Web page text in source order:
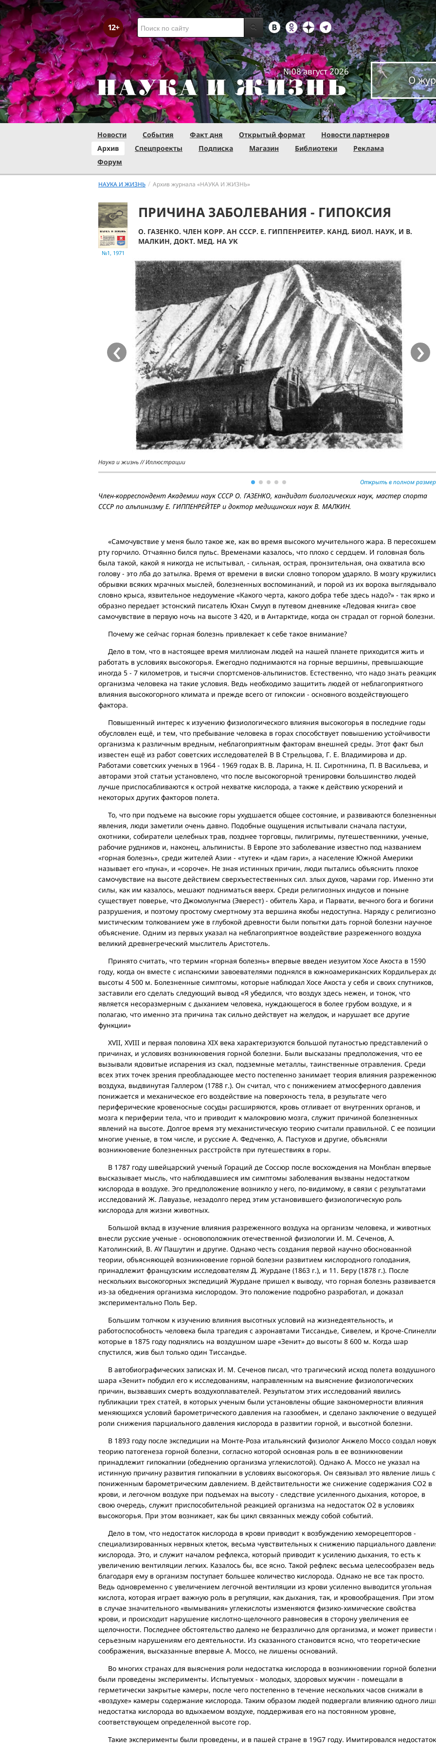
№08 август 2026
О
Новости События Факт дня Открытый формат
Новости партнеров
Архив
Спецпроекты Подписка Магазин Библиотеки
Реклама
Форум
НАУКА И ЖИЗНЬ / Архив журнала «НАУКА И ЖИЗНЬ»
№1, 1971
ПРИЧИНА ЗАБОЛЕВАНИЯ - ГИПОКСИЯ
О. ГАЗЕНКО. ЧЛЕН КОРР. АН СССР. Е. ГИППЕНРЕИТЕР. КАНД. БИОЛ. НАУК, И В.
МАЛКИН, ДОКТ. МЕД. НА УК
Наука и жизнь // Иллюстрации
‹ ›
Открыть в полном
Член-корреспондент Академии наук СССР О. ГАЗЕНКО, кандидат биологических наук, мастер спорта
СССР по альпинизму Е. ГИППЕНРЕЙТЕР и доктор медицинских наук В. МАЛКИН.
«Самочувствие у меня было такое же, как во время высокого мучительного жара. В пересохшем
рту горчило. Отчаянно бился пульс. Временами казалось, что плохо с сердцем. И головная боль
была такой, какой я никогда не испытывал, - сильная, острая, пронзительная, она охватила всю
голову - это лба до затылка. Время от времени в виски словно топором ударяло. В мозгу
обрывки всяких мрачных мыслей, болезненных воспоминаний, и порой из их вороха
словно крыса, язвительное недоумение «Какого черта, какого добра тебе здесь надо?» - так ярко и
образно передает эстонский писатель Юхан Смуул в путевом дневнике «Ледовая книга» свое
самочувствие в первую ночь на высоте 3 420, и в Антарктиде, когда он страдал от горной болезни.
Почему же сейчас горная болезнь привлекает к себе такое внимание?
Дело в том, что в настоящее время миллионам людей на нашей планете приходится жить и
работать в условиях высокогорья. Ежегодно поднимаются на горные вершины, превышающие
иногда 5 - 7 километров, и тысячи спортсменов-альпинистов. Естественно, что надо знать
организма человека на такие условия. Ведь необходимо защитить людей от неблагоприятного
влияния высокогорного климата и прежде всего от гипоксии - основного воздействующего
фактора.
Повышенный интерес к изучению физиологического влияния высокогорья в последние годы
обусловлен ещё, и тем, что пребывание человека в горах способствует повышению устойчивости
организма к различным вредным, неблагоприятным факторам внешней среды. Этот факт был
известен ещё из работ советских исследователей В В Стрельцова, Г. Е. Владимирова и др.
Работами советских ученых в 1964 - 1969 годах В. В. Ларина, Н. II. Сиротннина, П. В Васильева, и
авторами этой статьи установлено, что после высокогорной тренировки большинство людей
лучше приспосабливаются к острой нехватке кислорода, а также к действию ускорений и
некоторых других факторов полета.
То, что при подъеме на высокие горы ухудшается общее состояние, и развиваются
явления, люди заметили очень давно. Подобные ощущения испытывали сначала пастухи,
охотники, собиратели целебных трав, позднее торговцы, пилигримы, путешественники, ученые,
рабочие рудников и, наконец, альпинисты. В Европе это заболевание известно под названием
«горная болезнь», среди жителей Азии - «тутек» и «дам гари», а население Южной Америки
называет его «пуна», и «сороче». Не зная истинных причин, люди пытались объяснить плохое
самочувствие на высоте действием сверхъестественных сил. злых духов, чарами гор. Именно эти
силы, как им казалось, мешают подниматься вверх. Среди религиозных индусов и поныне
существует поверье, что Джомолунгма (Эверест) - обитель Хара, и Парвати, вечного бога и богини
разрушения, и поэтому простому смертному эта вершина якобы недоступна. Наряду с
мистическим толкованием уже в глубокой древности были попытки дать горной болезни научное
объяснение. Одним из первых указал на неблагоприятное воздействие разреженного воздуха
великий древнегреческий мыслитель Аристотель.
Принято считать, что термин «горная болезнь» впервые введен иезуитом Хосе Акоста в 1590
году, когда он вместе с испанскими завоевателями поднялся в южноамериканских Кордильерах
высоты 4 500 м. Болезненные симптомы, которые наблюдал Хосе Акоста у себя и своих спутников,
заставили его сделать следующий вывод «Я убедился, что воздух здесь нежен, и тонок, что
является несоразмерным с дыханием человека, нуждающегося в более грубом воздухе, и я
полагаю, что именно эта причина так сильно действует на желудок, и нарушает все другие
функции»
XVII, XVIII и первая половина XIX века характеризуются большой путаностью представлений о
причинах, и условиях возникновения горной болезни. Были высказаны предположения, что ее
вызывали ядовитые испарения из скал, подземные металлы, таинственные отравления. Среди
всех этих точек зрения преобладающее место постепенно занимает теория влияния разреженною
воздуха, выдвинутая Галлером (1788 г.). Он считал, что с понижением атмосферного давления
понижается и механическое его воздействие на поверхность тела, в результате чего
периферические кровеносные сосуды расширяются, кровь отливает от внутренних органов, и
мозга к периферии тела, что и приводит к малокровию мозга, служит причиной болезненных
явлений на высоте. Долгое время эту механистическую теорию считали правильной. С ее позиции
многие ученые, в том числе, и русские А. Федченко, А. Пастухов и другие, объясняли
возникновение болезненных расстройств при путешествиях в горы.
В 1787 году швейцарский ученый Гораций де Соссюр после восхождения на Монблан впервые
высказывает мысль, что наблюдавшиеся им симптомы заболевания вызваны недостатком
кислорода в воздухе. Эго предположение возникло у него, по-видимому, в связи с результатами
исследований Ж. Лавуазье, незадолго перед этим установившего физиологическую роль
кислорода для жизни животных.
Большой вклад в изучение влияния разреженного воздуха на организм человека, и животных
внесли русские ученые - основоположник отечественной физиологии И. М. Сеченов, А.
Католинский, В. AV Пашутин и другие. Однако честь создания первой научно обоснованной
теории, объясняющей возникновение горной болезни развитием кислородного голодания,
принадлежит французским исследователям Д. Журдане (1863 г.), и 11. Беру (1878 г.). После
нескольких высокогорных экспедиций Журдане пришел к выводу, что горная болезнь развивается
из-за обеднения организма кислородом. Это положение подробно разработал, и доказал
экспериментально Поль Бер.
Большим толчком к изучению влияния высотных условий на жизнедеятельность, и
работоспособность человека была трагедия с аэронавтами Тиссандье, Сивелем, и Кроче-
которые в 1875 году поднялись на воздушном шаре «Зенит» до высоты 8 600 м. Когда шар
спустился, жив был только один Тиссандье.
В автобиографических записках И. М. Сеченов писал, что трагический исход полета воздушного
шара «Зенит» побудил его к исследованиям, направленным на выяснение физиологических
причин, вызвавших смерть воздухоплавателей. Результатом этих исследований явились
публикации трех статей, в которых ученым были установлены общие закономерности влияния
меняющихся условий барометрического давления на газообмен, и сделано заключение о
роли снижения парциального давления кислорода в развитии горной, и высотной болезни.
В 1893 году после экспедиции на Монте-Роза итальянский физиолог Анжело Mocco создал
теорию патогенеза горной болезни, согласно которой основная роль в ее возникновении
принадлежит гипокапнии (обеднению организма углекислотой). Однако А. Mocco не указал на
истинную причину развития гипокапнии в условиях высокогорья. Он связывал это явление лишь с
пониженным барометрическим давлением. В действительности же снижение содержания СО2 в
крови, и легочном воздухе при подъемах на высоту - следствие усиленного дыхания, которое, в
свою очередь, служит приспособительной реакцией организма на недостаток О2 в условиях
высокогорья. При этом возникает, как бы цикл связанных между собой событий.
Дело в том, что недостаток кислорода в крови приводит к возбуждению хеморецепторов -
специализированных нервных клеток, весьма чувствительных к снижению парциального
кислорода. Это, и служит началом рефлекса, который приводит к усилению дыхания, то есть к
увеличению вентиляции легких. Казалось бы, все ясно. Такой рефлекс весьма целесообразен ведь
благодаря ему в организм поступает большее количество кислорода. Однако не все так просто.
Ведь одновременно с увеличением легочной вентиляции из крови усиленно выводится угольная
кислота, которая играет важную роль в регуляции, как дыхания, так, и кровообращения. При этом
в случае значительного «вымывания» углекислоты изменяются физико-химические свойства
крови, и происходит нарушение кислотно-щелочного равновесия в сторону увеличения ее
щелочности. Последнее обстоятельство далеко не безразлично для организма, и может привести
серьезным нарушениям его деятельности. Из сказанного становится ясно, что теоретические
соображения, высказанные впервые А. Mocco, не лишены оснований.
Во многих странах для выяснения роли недостатка кислорода в возникновении горной болезни
были проведены эксперименты. Испытуемых - молодых, здоровых мужчин - помещали в
герметически закрытые камеры, после чего постепенно в течение нескольких часов снижали в
«воздухе» камеры содержание кислорода. Таким образом людей подвергали влиянию одного
недостатка кислорода во вдыхаемом воздухе, поддерживая его на постоянном уровне,
соответствующем определенной высоте гор.
Такие эксперименты были проведены, и в пашей стране в 19G7 году. Имитировался недостаток